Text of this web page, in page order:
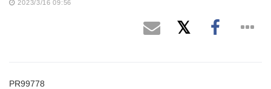
2023/3/16 09:56
PR99778